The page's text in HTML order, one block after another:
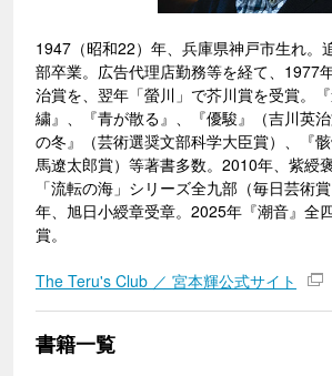
1947（昭和22）年、兵庫県神戸市生れ。
部卒業。広告代理店勤務等を経て、1977
治賞を、翌年「螢川」で芥川賞を受賞。
繍』、『青が散る』、『優駿』（吉川英
の冬』（芸術選奨文部科学大臣賞）、『
馬遼太郎賞）等著書多数。2010年、紫綬
「流転の海」シリーズ全九部（毎日芸術
年、旭日小綬章受章。2025年『潮音』全
賞。
The Teru's Club ／ 宮本輝公式サイト
書籍一覧